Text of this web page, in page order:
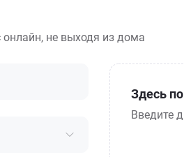
не выходя из дома
Здесь
Введите